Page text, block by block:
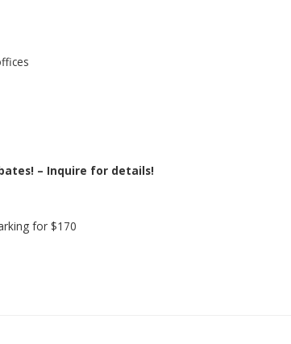
– Inquire for details!
for $170